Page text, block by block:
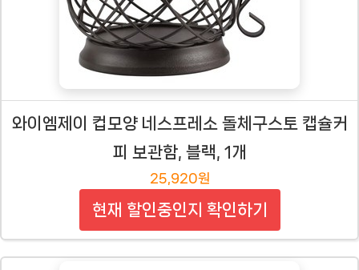
와이엠제이 컵모양 네스프레소 돌체구스토 캡슐커
피 보관함, 블랙, 1개
25,920원
현재 할인중인지 확인하기